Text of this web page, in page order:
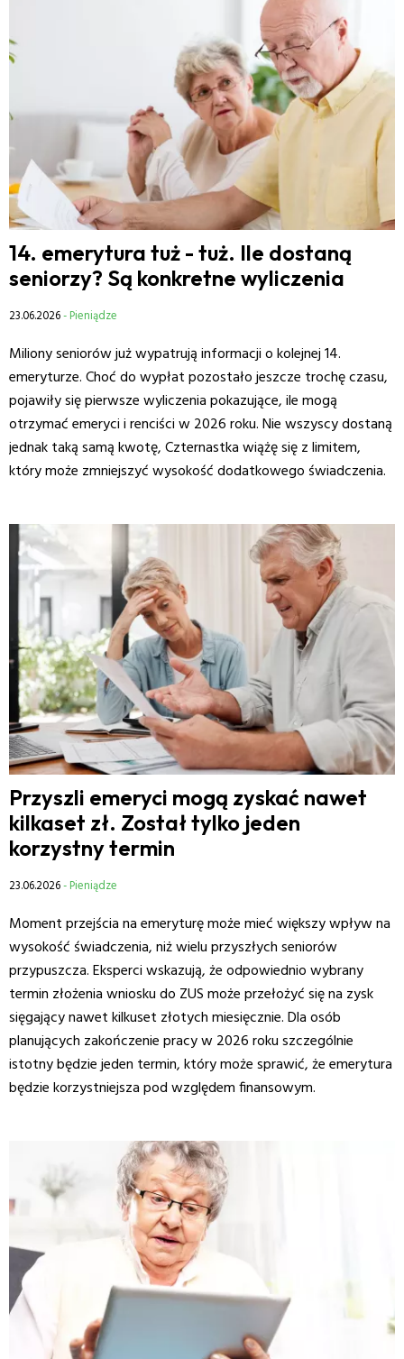
14. emerytura tuż - tuż. Ile dostaną
seniorzy? Są konkretne wyliczenia
23.06.2026- Pieniądze
Miliony seniorów już wypatrują informacji o kolejnej 14.
emeryturze. Choć do wypłat pozostało jeszcze trochę czasu,
pojawiły się pierwsze wyliczenia pokazujące, ile mogą
otrzymać emeryci i renciści w 2026 roku. Nie wszyscy dostaną
jednak taką samą kwotę, Czternastka wiążę się z limitem,
który może zmniejszyć wysokość dodatkowego świadczenia.
Przyszli emeryci mogą zyskać nawet
kilkaset zł. Został tylko jeden
korzystny termin
23.06.2026- Pieniądze
Moment przejścia na emeryturę może mieć większy wpływ na
wysokość świadczenia, niż wielu przyszłych seniorów
przypuszcza. Eksperci wskazują, że odpowiednio wybrany
termin złożenia wniosku do ZUS może przełożyć się na zysk
sięgający nawet kilkuset złotych miesięcznie. Dla osób
planujących zakończenie pracy w 2026 roku szczególnie
istotny będzie jeden termin, który może sprawić, że emerytura
będzie korzystniejsza pod względem finansowym.